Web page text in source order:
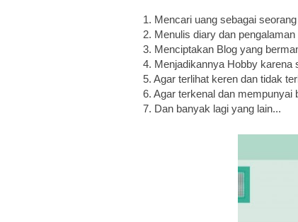
1. Mencari uang sebagai
2. Menulis diary dan pengalaman
3. Menciptakan Blog yang
4. Menjadikannya Hobby karena
5. Agar terlihat keren dan tidak
6. Agar terkenal dan mempunyai
7. Dan banyak lagi yang lain...